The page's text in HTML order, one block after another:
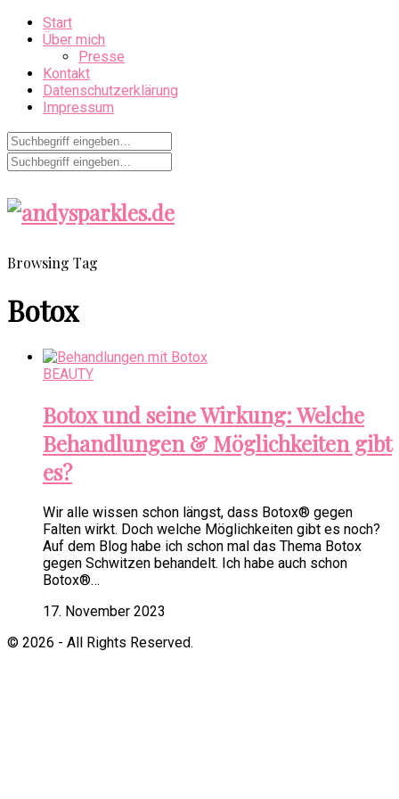
Start
Über mich
Presse
Kontakt
Datenschutzerklärung
Impressum
Browsing Tag
Botox
BEAUTY
Botox und seine Wirkung: Welche
Behandlungen & Möglichkeiten gibt
es?
Wir alle wissen schon längst, dass Botox® gegen
Falten wirkt. Doch welche Möglichkeiten gibt es noch?
Auf dem Blog habe ich schon mal das Thema Botox
gegen Schwitzen behandelt. Ich habe auch schon
Botox®…
17. November 2023
© 2026 - All Rights Reserved.